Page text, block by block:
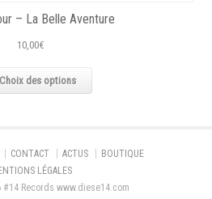
– La Belle Aventure
10,00€
Choix des options
CONTACT ACTUS
BOUTIQUE
LÉGALES
#14 Records www.diese14.com